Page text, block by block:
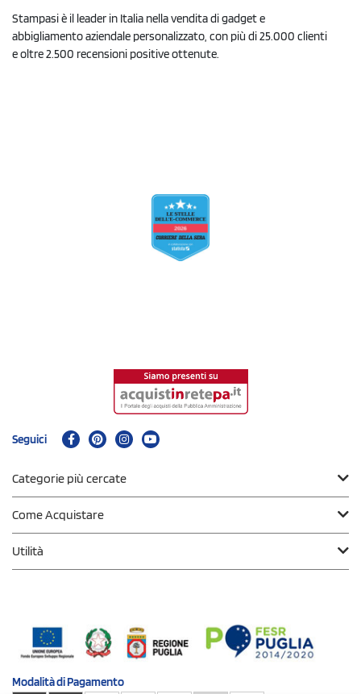
Stampasi è il leader in Italia nella vendita di gadget e
abbigliamento aziendale personalizzato, con più di 25.000 clienti
e oltre 2.500 recensioni positive ottenute.
Seguici
Categorie più cercate
Come Acquistare
Utilità
Modalità diPagamento